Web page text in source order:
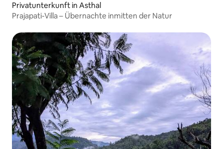
Privatunterkunft in Asthal
Prajapati-Villa – Übernachte inmitten der Natur